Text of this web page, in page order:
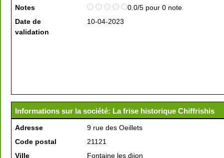
Notes
0.0/5 pour 0 note
Date de
validation
10-04-2023
Informations sur la société: La frise historique Chiffrishis
Adresse
9 rue des Oeillets
Code postal
21121
Ville
Fontaine les dijon